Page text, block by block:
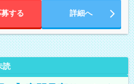
募する 詳細へ
読